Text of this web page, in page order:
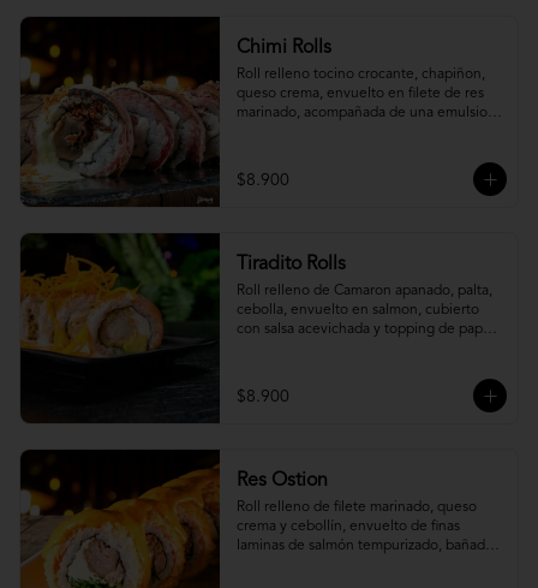
Chimi Rolls
Roll relleno tocino crocante, chapiñon,
queso crema, envuelto en filete de res
marinado, acompañada de una emulsion
$8.900
Tiradito Rolls
Roll relleno de Camaron apanado, palta,
cebolla, envuelto en salmon, cubierto
con salsa acevichada y topping de papa
$8.900
Res Ostion
Roll relleno de filete marinado, queso
crema y cebollín, envuelto de finas
laminas de salmón tempurizado, bañada